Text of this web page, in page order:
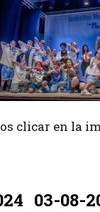
clicar en la
03-08-